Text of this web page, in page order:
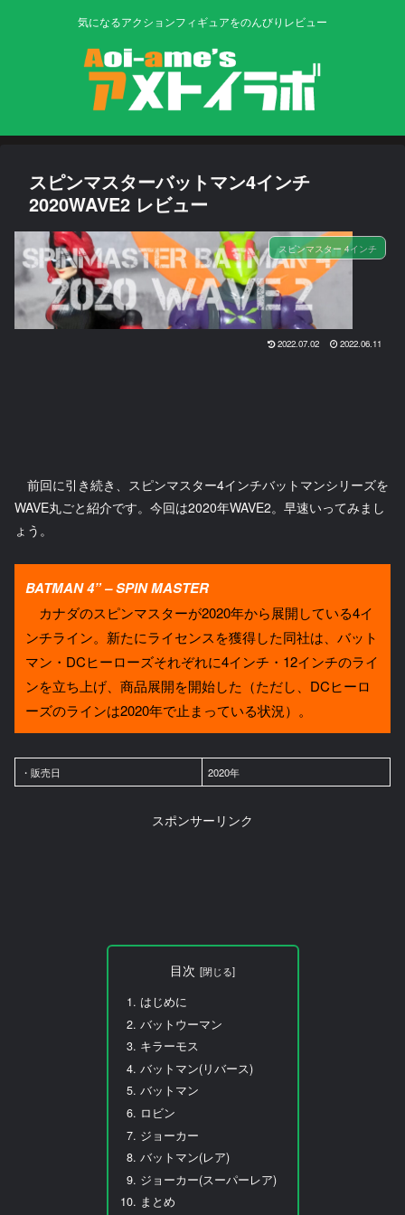
気になるアクションフィギュアをのんびりレビュー
スピンマスターバットマン4インチ
2020WAVE2 レビュー
スピンマスター 4インチ
2022.07.02 2022.06.11
前回に引き続き、スピンマスター4インチバットマンシリーズを
WAVE丸ごと紹介です。今回は2020年WAVE2。早速いってみまし
ょう。
BATMAN 4” – SPIN MASTER
カナダのスピンマスターが2020年から展開している4イ
ンチライン。新たにライセンスを獲得した同社は、バット
マン・DCヒーローズそれぞれに4インチ・12インチのライ
ンを立ち上げ、商品展開を開始した（ただし、DCヒーロ
ーズのラインは2020年で止まっている状況）。
・販売日 2020年
スポンサーリンク
目次
はじめに
バットウーマン
キラーモス
バットマン(リバース)
バットマン
ロビン
ジョーカー
バットマン(レア)
ジョーカー(スーパーレア)
まとめ